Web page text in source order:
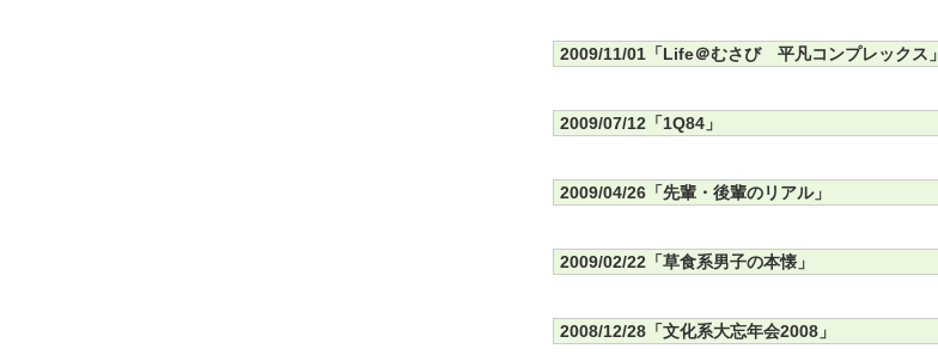
2009/11/01「Life＠むさび 平凡コンプレックス」
2009/07/12「1Q84」
2009/04/26「先輩・後輩のリアル」
2009/02/22「草食系男子の本懐」
2008/12/28「文化系大忘年会2008」